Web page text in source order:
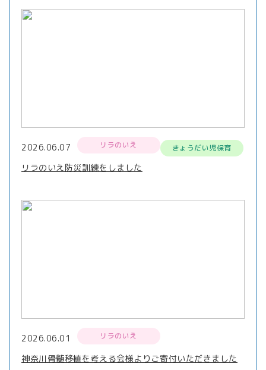
2026.06.07 リラのいえ きょうだい児保育
リラのいえ防災訓練をしました
2026.06.01 リラのいえ
神奈川骨髄移植を考える会様よりご寄付いただきました